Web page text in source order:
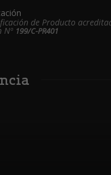
de Producto
Nº 199/C-PR401